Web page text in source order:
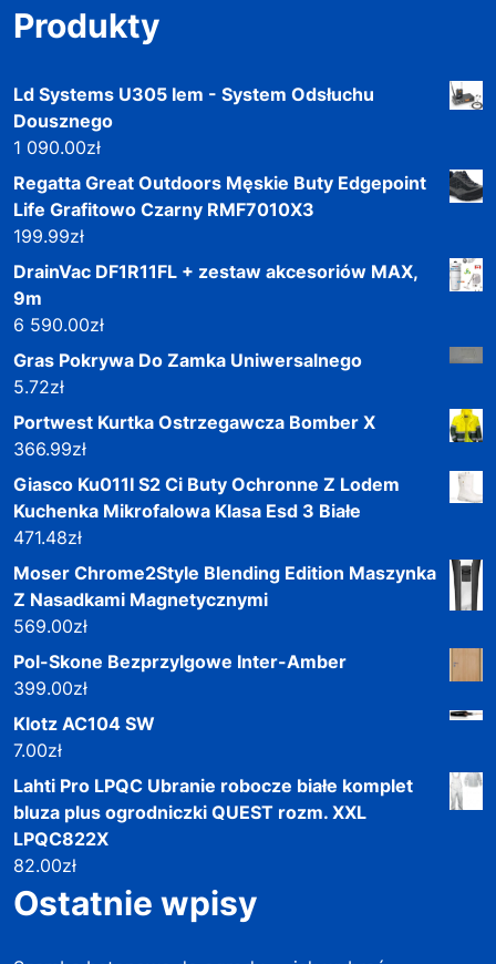
Produkty
Ld Systems U305 Iem - System Odsłuchu
Dousznego
1 090.00zł
Regatta Great Outdoors Męskie Buty Edgepoint
Life Grafitowo Czarny RMF7010X3
199.99zł
DrainVac DF1R11FL + zestaw akcesoriów MAX,
9m
6 590.00zł
Gras Pokrywa Do Zamka Uniwersalnego
5.72zł
Portwest Kurtka Ostrzegawcza Bomber X
366.99zł
Giasco Ku011I S2 Ci Buty Ochronne Z Lodem
Kuchenka Mikrofalowa Klasa Esd 3 Białe
471.48zł
Moser Chrome2Style Blending Edition Maszynka
Z Nasadkami Magnetycznymi
569.00zł
Pol-Skone Bezprzylgowe Inter-Amber
399.00zł
Klotz AC104 SW
7.00zł
Lahti Pro LPQC Ubranie robocze białe komplet
bluza plus ogrodniczki QUEST rozm. XXL
LPQC822X
82.00zł
Ostatnie wpisy